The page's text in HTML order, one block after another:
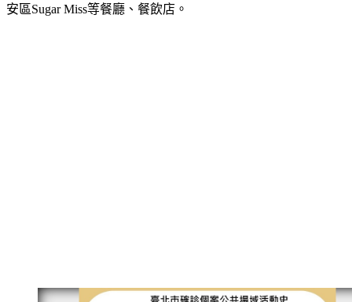
亭日式豬排南京店、來來鵝肉活海鮮、信義區魚清小火鍋、大